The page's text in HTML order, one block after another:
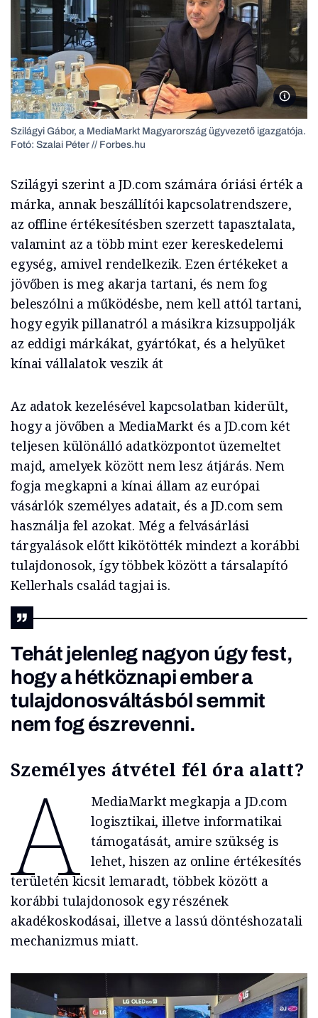
Szalai
Szilágyi Gábor, a MediaMarkt Magyarország ügyvezető igazgatója.
Fotó: Szalai Péter // Forbes.hu
Szilágyi szerint a JD.com számára óriási érték a
márka, annak beszállítói kapcsolatrendszere,
az offline értékesítésben szerzett tapasztalata,
valamint az a több mint ezer kereskedelemi
egység, amivel rendelkezik. Ezen értékeket a
jövőben is meg akarja tartani, és nem fog
beleszólni a működésbe, nem kell attól tartani,
hogy egyik pillanatról a másikra kizsuppolják
az eddigi márkákat, gyártókat, és a helyüket
kínai vállalatok veszik át
Az adatok kezelésével kapcsolatban kiderült,
hogy a jövőben a MediaMarkt és a JD.com két
teljesen különálló adatközpontot üzemeltet
majd, amelyek között nem lesz átjárás. Nem
fogja megkapni a kínai állam az európai
vásárlók személyes adatait, és a JD.com sem
használja fel azokat. Még a felvásárlási
tárgyalások előtt kikötötték mindezt a korábbi
tulajdonosok, így többek között a társalapító
Kellerhals család tagjai is.
Tehát jelenleg nagyon úgy fest,
hogy a hétköznapi ember a
tulajdonosváltásból semmit
nem fog észrevenni.
Személyes átvétel fél óra alatt?
A
MediaMarkt megkapja a JD.com
logisztikai, illetve informatikai
támogatását, amire szükség is
lehet, hiszen az online értékesítés
területén kicsit lemaradt, többek között a
korábbi tulajdonosok egy részének
akadékoskodásai, illetve a lassú döntéshozatali
mechanizmus miatt.